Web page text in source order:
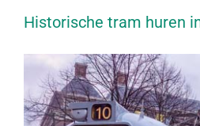
Historische tram huren